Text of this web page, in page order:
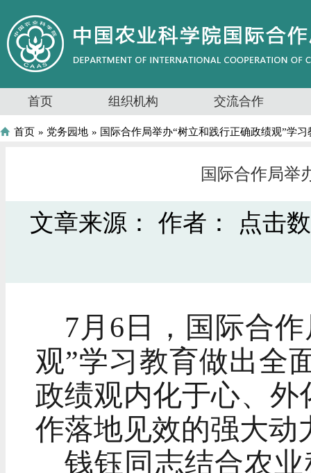
首页 组织机构 交流合作
首页 » 党务园地 » 国际合作局举办“树立和践行正确政绩观”学
国际合作局举
文章来源： 作者： 点击
7月6日，国际合
观”学习教育做出全
政绩观内化于心、
作落地见效的强大动
钱钰同志结合农